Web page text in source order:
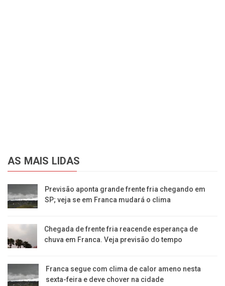
AS MAIS LIDAS
Previsão aponta grande frente fria chegando em
SP; veja se em Franca mudará o clima
Chegada de frente fria reacende esperança de
chuva em Franca. Veja previsão do tempo
Franca segue com clima de calor ameno nesta
sexta-feira e deve chover na cidade